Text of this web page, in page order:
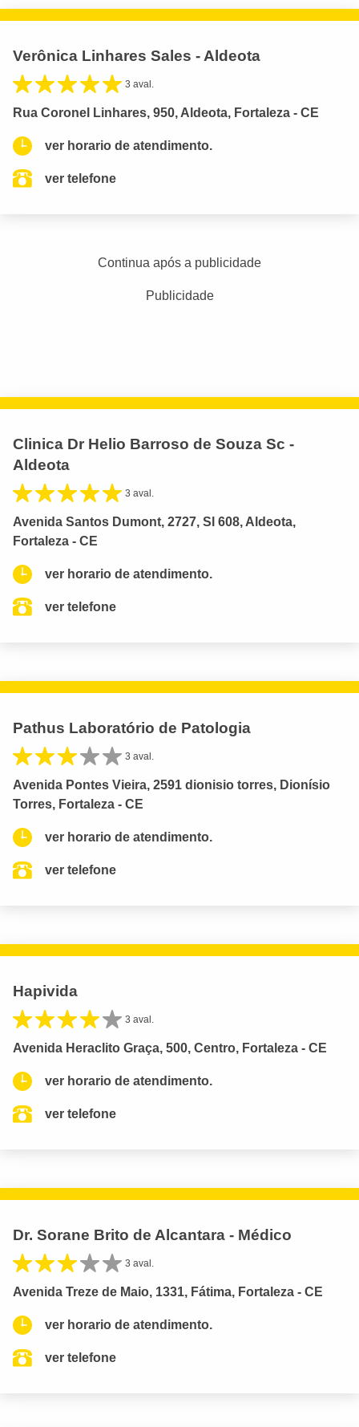
Verônica Linhares Sales - Aldeota
3 aval.
Rua Coronel Linhares, 950, Aldeota, Fortaleza - CE
ver horario de atendimento.
ver telefone
Continua após a publicidade
Publicidade
Clinica Dr Helio Barroso de Souza Sc -
Aldeota
3 aval.
Avenida Santos Dumont, 2727, Sl 608, Aldeota,
Fortaleza - CE
ver horario de atendimento.
ver telefone
Pathus Laboratório de Patologia
3 aval.
Avenida Pontes Vieira, 2591 dionisio torres, Dionísio
Torres, Fortaleza - CE
ver horario de atendimento.
ver telefone
Hapivida
3 aval.
Avenida Heraclito Graça, 500, Centro, Fortaleza - CE
ver horario de atendimento.
ver telefone
Dr. Sorane Brito de Alcantara - Médico
3 aval.
Avenida Treze de Maio, 1331, Fátima, Fortaleza - CE
ver horario de atendimento.
ver telefone